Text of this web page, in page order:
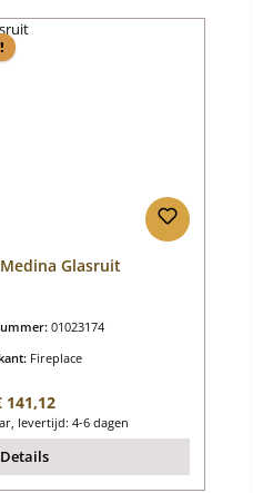
Glasruit
01023174
Fireplace
prijs:
141,12
levertijd: 4-6 dagen
Details